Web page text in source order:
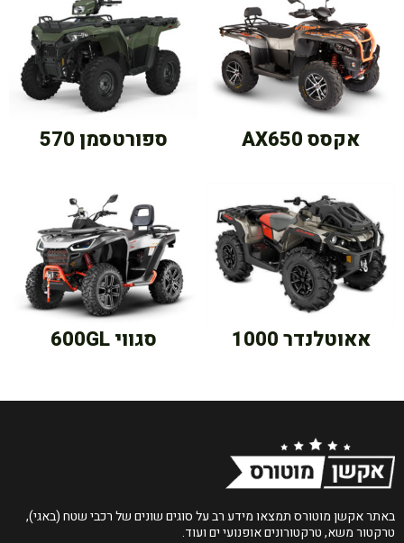
אקסס AX650 ספורטסמן 570
אאוטלנדר 1000 סגווי 600GL
באתר אקשן מוטורס תמצאו מידע רב על סוגים שונים של רכבי שטח (באגי),
טרקטור משא, טרקטורונים אופנועי ים ועוד.